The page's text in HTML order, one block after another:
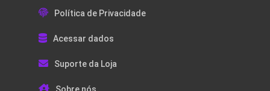
Política de Privacidade
Acessar dados
Suporte da Loja